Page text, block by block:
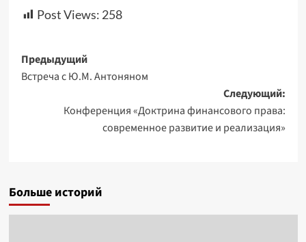
Post Views: 258
Навигация
записи
Предыдущий
Встреча с Ю.М. Антоняном
Следующий:
Конференция «Доктрина финансового права:
современное развитие и реализация»
Больше историй